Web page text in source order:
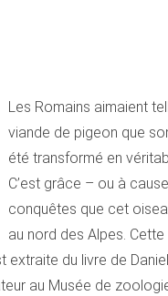
Les Romains aimaient
viande de pigeon que
été transformé en
C’est grâce – ou à
conquêtes que cet
au nord des Alpes.
extraite du livre de
au Musée de